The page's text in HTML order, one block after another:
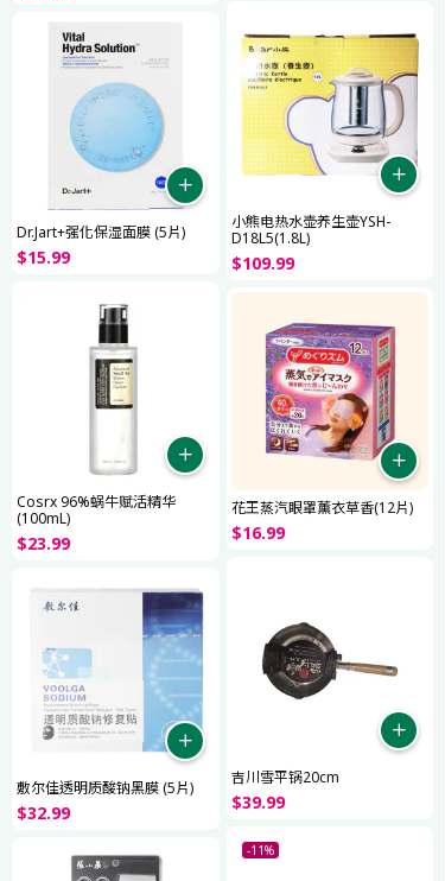
小熊电热水壶养生壶YSH-
D18L5(1.8L)
$109.99
Dr.Jart+强化保湿面膜 (5片)
$15.99
Cosrx 96%蜗牛赋活精华
(100mL)
$23.99
花王蒸汽眼罩薰衣草香(12片)
$16.99
吉川雪平锅20cm
$39.99
敷尔佳透明质酸钠黑膜 (5片)
$32.99
-11%